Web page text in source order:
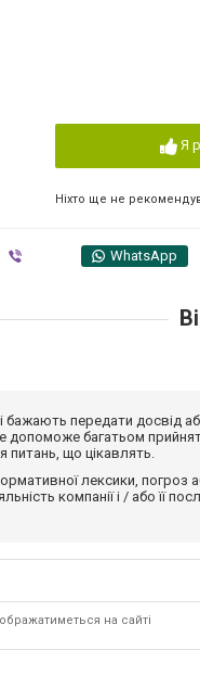
Я
Ніхто ще не
WhatsApp
бажають передати
допоможе багатьом
питань, що цікавлять.
лексики, погроз
компанії і / або її
на сайті